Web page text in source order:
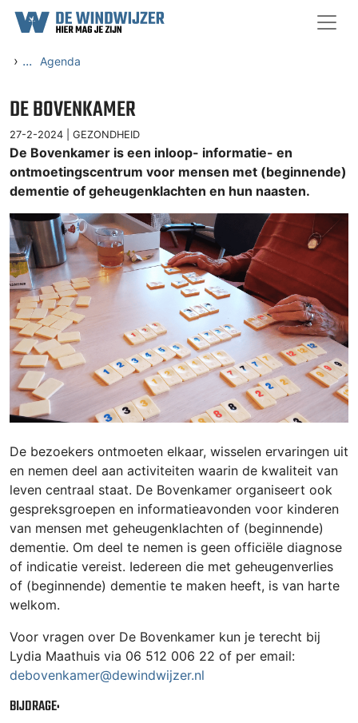
Ga naar content
› ... Agenda
DE BOVENKAMER
27-2-2024 | GEZONDHEID
De Bovenkamer is een inloop- informatie- en
ontmoetingscentrum voor mensen met (beginnende)
dementie of geheugenklachten en hun naasten.
De bezoekers ontmoeten elkaar, wisselen ervaringen uit
en nemen deel aan activiteiten waarin de kwaliteit van
leven centraal staat. De Bovenkamer organiseert ook
gespreksgroepen en informatieavonden voor kinderen
van mensen met geheugenklachten of (beginnende)
dementie. Om deel te nemen is geen officiële diagnose
of indicatie vereist. Iedereen die met geheugenverlies
of (beginnende) dementie te maken heeft, is van harte
welkom.
Voor vragen over De Bovenkamer kun je terecht bij
Lydia Maathuis via 06 512 006 22 of per email:
debovenkamer@dewindwijzer.nl
BIJDRAGE: